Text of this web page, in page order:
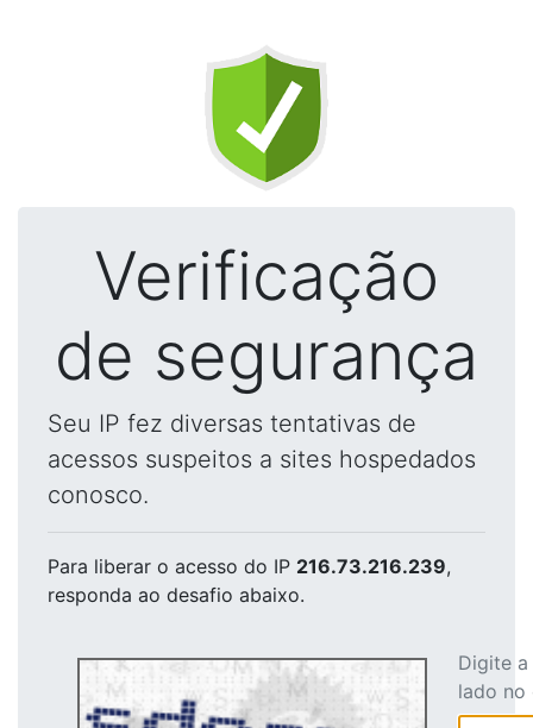
Verificação
de segurança
Seu IP fez diversas tentativas de
acessos suspeitos a sites hospedados
conosco.
Para liberar o acesso do IP 216.73.216.239,
responda ao desafio abaixo.
Digite
lado no